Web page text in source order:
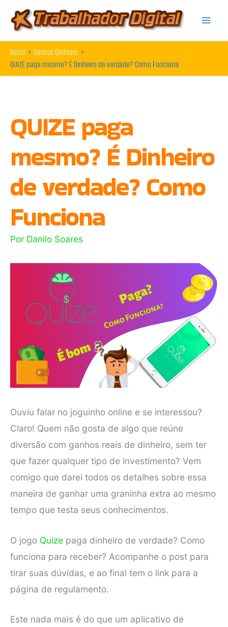
para
o
conteúdo
Início
Ganhar Dinheiro
QUIZE paga mesmo? É Dinheiro de verdade? Como Funciona
QUIZE paga
mesmo? É Dinheiro
de verdade? Como
Funciona
Por Danilo Soares
Ouviu falar no joguinho online e se interessou?
Claro! Quem não gosta de algo que reúne
diversão com ganhos reais de dinheiro, sem ter
que fazer qualquer tipo de investimento? Vem
comigo que darei todos os detalhes sobre essa
maneira de ganhar uma graninha extra ao mesmo
tempo que testa seus conhecimentos.
O jogo Quize paga dinheiro de verdade? Como
funciona para receber? Acompanhe o post para
tirar suas dúvidas, e ao final tem o link para a
página de regulamento.
Este nada mais é do que um aplicativo de